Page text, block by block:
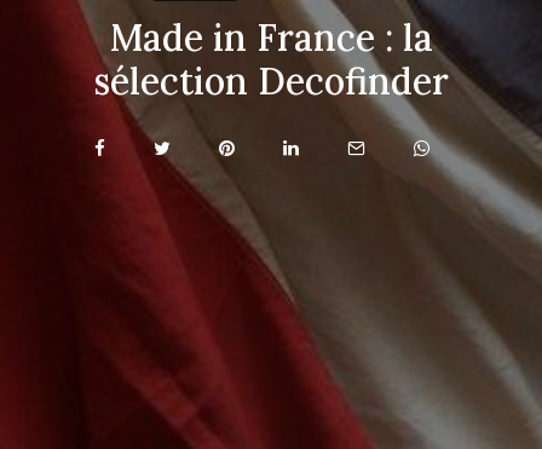
Made in France : la
sélection Decofinder